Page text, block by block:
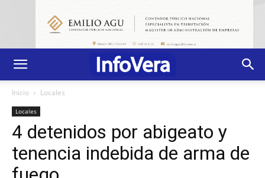
Inicio Locales
Locales
4 detenidos por abigeato y
tenencia indebida de arma de